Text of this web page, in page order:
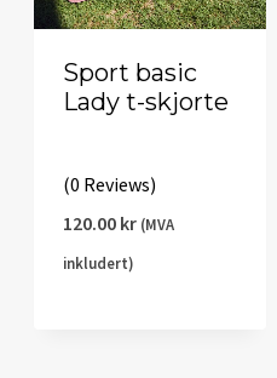
Sport basic
Lady t-skjorte
(0 Reviews)
120.00 kr (MVA
inkludert)